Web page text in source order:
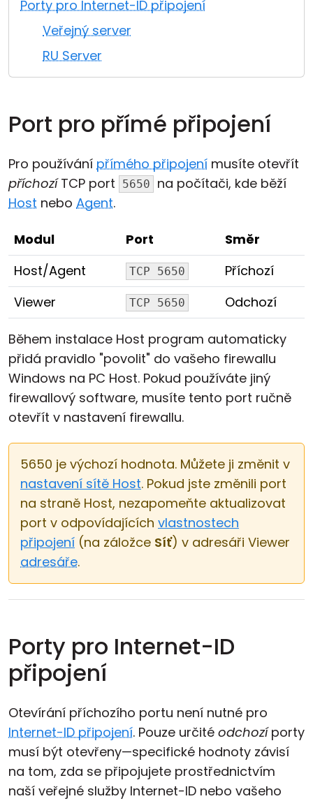
Porty pro Internet-ID připojení
Veřejný server
RU Server
Port pro přímé připojení
Pro používání přímého připojení musíte otevřít
příchozíTCP port 5650
na počítači, kde běží
Host nebo Agent.
Modul Port
Směr
Host/Agent
TCP 5650
Příchozí
Viewer
TCP 5650 Odchozí
Během instalace Host program automaticky
přidá pravidlo "povolit" do vašeho firewallu
Windows na PC Host. Pokud používáte jiný
firewallový software, musíte tento port ručně
otevřít v nastavení firewallu.
5650 je výchozí hodnota. Můžete ji změnit v
nastavení sítě Host. Pokud jste změnili port
na straně Host, nezapomeňte aktualizovat
port v odpovídajících vlastnostech
připojení (na záložce Síť) v adresáři Viewer
adresáře.
Porty pro Internet-ID
připojení
Otevírání příchozího portu není nutné pro
Internet-ID připojení. Pouze určité odchozíporty
musí být otevřeny—specifické hodnoty závisí
na tom, zda se připojujete prostřednictvím
naší veřejné služby Internet-ID nebo vašeho
Cloud a on-premise